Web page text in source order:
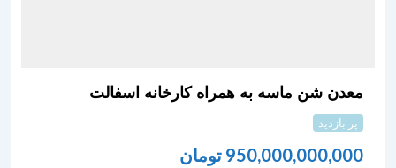
معدن شن ماسه به همراه کارخانه اسفالت
پر بازدید
950,000,000,000 تومان